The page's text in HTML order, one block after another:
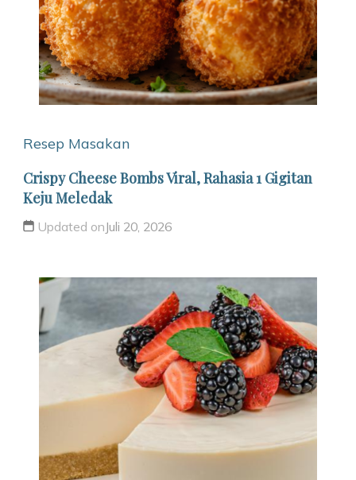
Resep Masakan
Crispy Cheese Bombs Viral, Rahasia 1 Gigitan
Keju Meledak
Updated onJuli 20, 2026